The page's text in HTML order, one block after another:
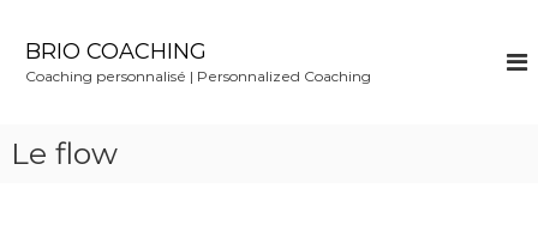
BRIO COACHING
Coaching personnalisé | Personnalized Coaching
Le flow